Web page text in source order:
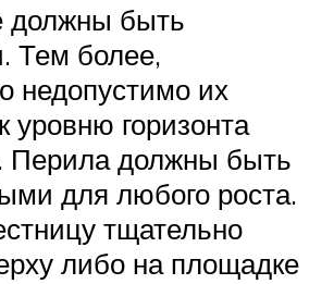
должны быть
Тем более,
недопустимо их
уровню горизонта
Перила должны быть
для любого роста.
тщательно
либо на площадке